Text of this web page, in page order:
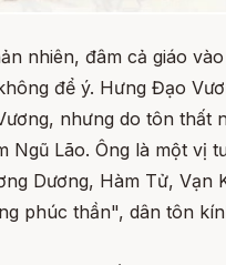
nhiên, đâm cả giáo
để ý. Hưng Đạo
nhưng do tôn
Ngũ Lão. Ông là một
Dương, Hàm Tử,
phúc thần", dân tôn